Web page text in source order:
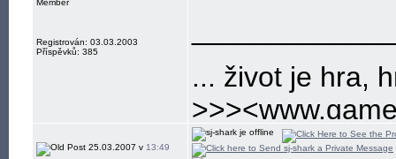
Member
Registrován: 03.03.2003
Příspěvků: 385
... život je hra,
nejlepsi a
25.03.2007 v 13:49